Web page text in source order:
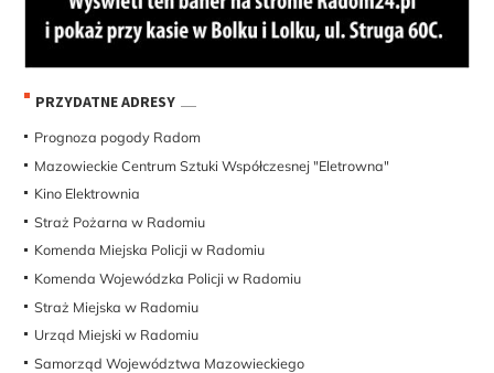
PRZYDATNE ADRESY
Prognoza pogody Radom
Mazowieckie Centrum Sztuki Współczesnej "Eletrowna"
Kino Elektrownia
Straż Pożarna w Radomiu
Komenda Miejska Policji w Radomiu
Komenda Wojewódzka Policji w Radomiu
Straż Miejska w Radomiu
Urząd Miejski w Radomiu
Samorząd Województwa Mazowieckiego